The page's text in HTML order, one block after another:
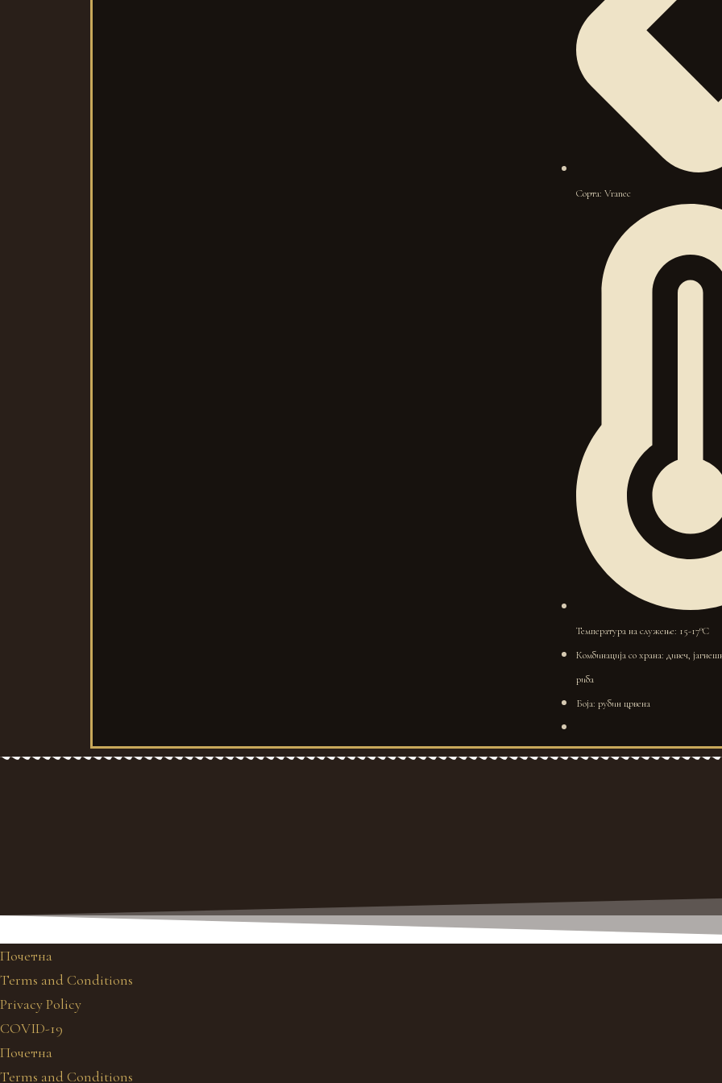
Сорта: Vranec
Температура на служење: 15-17°C
Комбинација со храна: дивеч,
риба
Боја: рубин црвена
Почетна
Terms and Conditions
Privacy Policy
COVID-19
Почетна
Terms and Conditions